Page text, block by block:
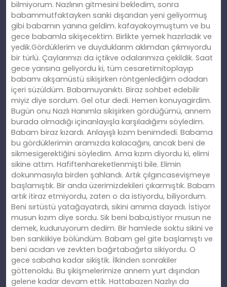
bilmiyorum. Nazlının gitmesini bekledim, sonra
babammutfaktayken sanki dışarıdan yeni geliyormuş
gibi babamın yanına geldim. kafayakoymuştum ve bu
gece babamla sikişecektim. Birlikte yemek hazırladık ve
yedik.Gördüklerim ve duyduklarım aklımdan çıkmıyordu
bir türlü. Çaylarımızı da içtikve odalarımıza çekildik. Saat
gece yarısına geliyordu ki, tüm cesaretimitoplayıp
babamı akşamüstü sikişirken röntgenlediğim odadan
içeri süzüldüm. Babamuyanıktı. Biraz sohbet edebilir
miyiz diye sordum. Gel otur dedi. Hemen konuyagirdim.
Bugün onu Nazlı Hanımla sikişirken gördüğümü, annem
burada olmadığı içinanlayışla karşıladığımı söyledim.
Babam biraz kızardı. Anlayışlı kızım benimdedi. Babama
bu gördüklerimin aramızda kalacağını, ancak beni de
sikmesigerektiğini söyledim. Ama kızım diyordu ki, elimi
sikine attım. Hafiftenhareketlenmişti bile. Elimin
dokunmasıyla birden şahlandı. Artık çılgıncasevişmeye
başlamıştık. Bir anda üzerimizdekileri çıkarmıştık. Babam
artık itiraz etmiyordu, zaten o da istiyordu, biliyordum.
Beni sırtüstü yatağayatırdı, sikini amıma dayadı. İstiyor
musun kızım diye sordu. Sik beni baba,istiyor musun ne
demek, kuduruyorum dedim. Bir hamlede soktu sikini ve
ben sankiikiye bölündüm. Babam gel gite başlamıştı ve
beni acıdan ve zevkten bağırtabağırta sikiyordu. O
gece sabaha kadar sikiştik. İlkinden sonrakiler
göttenoldu. Bu şikişmelerimize annem yurt dışından
gelene kadar devam ettik. Hattabazen Nazlıyı da